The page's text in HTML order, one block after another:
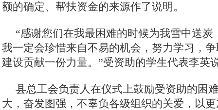
额的确定、帮扶资金的来源作了说明。
“感谢您们在我最困难的时候为我雪中送炭
我一定会珍惜来自不易的机会，努力学习，
建设贡献一份力量。”受资助的学生代表李英
县总工会负责人在仪式上鼓励受资助的困
大，奋发图强，不辜负各级组织的关爱，以